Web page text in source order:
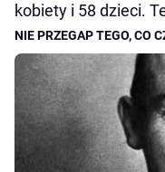
kobiety i 58 dzieci.